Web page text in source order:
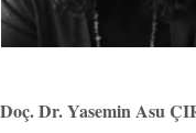
Doç. Dr. Yasemin Asu